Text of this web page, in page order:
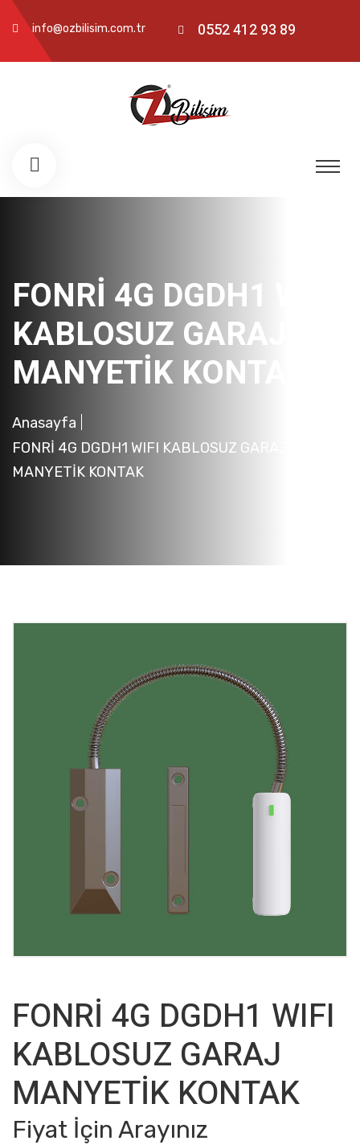
info@ozbilisim.com.tr 0552 412 93 89
FONRİ 4G DGDH1 WIFI
KABLOSUZ GARAJ
MANYETİK KONTAK
Anasayfa
FONRİ 4G DGDH1 WIFI KABLOSUZ GARAJ
MANYETİK KONTAK
FONRİ 4G DGDH1 WIFI
KABLOSUZ GARAJ
MANYETİK KONTAK
Fiyat İçin Arayınız